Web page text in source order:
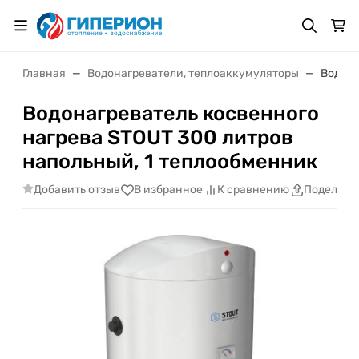
Главная Водонагреватели, теплоаккумуляторы
Водонагреватель косвенного
нагрева STOUT 300 литров
напольный, 1 теплообменник
Добавить отзыв В избранное К сравнению